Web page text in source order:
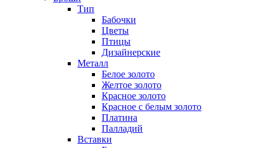
Тип
Бабочки
Цветы
Птицы
Дизайнерские
Металл
Белое золото
Желтое золото
Красное золото
Красное с белым золото
Платина
Палладий
Вставки